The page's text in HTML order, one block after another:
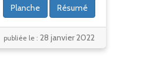
Planche Résumé
publiée le :28 janvier 2022